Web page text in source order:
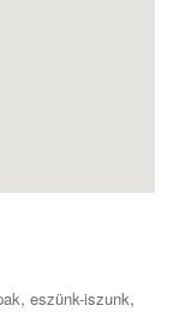
, eszünk-iszunk,